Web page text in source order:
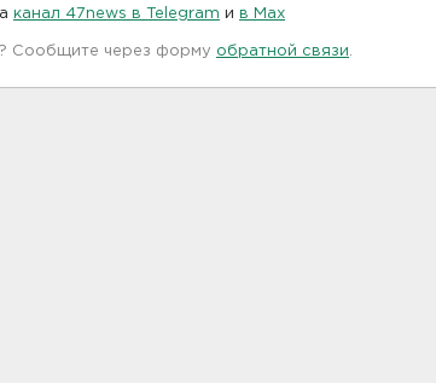
канал 47news в Telegram и в Maх
Сообщите через форму обратной связи